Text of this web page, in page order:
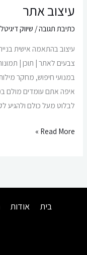
עיצוב אתר
כתיבת תגובה/ שיווק
עיצוב בהתאמה אישית
במנועי חיפוש, מחקר
לבלוט מעל כולם ולהגיע
עיצוב
Read More »
בית אודות